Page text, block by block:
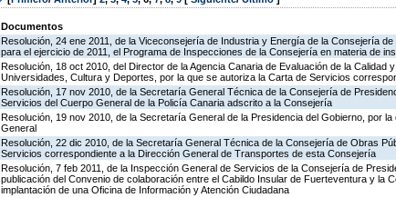
Documentos
Resolución, 24 ene 2011, de la Viceconsejería de Industria y Energía de la Consejería
para el ejercicio de 2011, el Programa de Inspecciones de la Consejería en materia de
Resolución, 18 oct 2010, del Director de la Agencia Canaria de Evaluación de la Calidad
Universidades, Cultura y Deportes, por la que se autoriza la Carta de Servicios
Resolución, 17 nov 2010, de la Secretaría General Técnica de la Consejería de
Servicios del Cuerpo General de la Policía Canaria adscrito a la Consejería
Resolución, 19 nov 2010, de la Secretaría General de la Presidencia del Gobierno, por
General
Resolución, 22 dic 2010, de la Secretaría General Técnica de la Consejería de Obras
Servicios correspondiente a la Dirección General de Transportes de esta Consejería
Resolución, 7 feb 2011, de la Inspección General de Servicios de la Consejería de
publicación del Convenio de colaboración entre el Cabildo Insular de Fuerteventura y la
implantación de una Oficina de Información y Atención Ciudadana